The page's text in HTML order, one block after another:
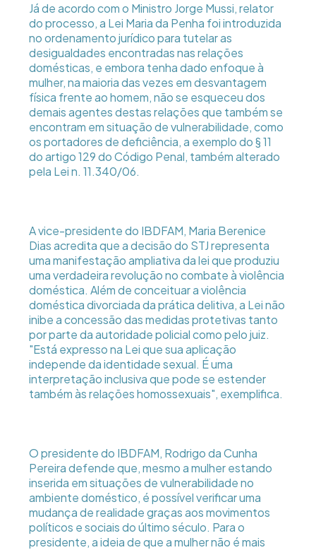
Já de acordo com o Ministro Jorge Mussi, relator
do processo, a Lei Maria da Penha foi introduzida
no ordenamento jurídico para tutelar as
desigualdades encontradas nas relações
domésticas, e embora tenha dado enfoque à
mulher, na maioria das vezes em desvantagem
física frente ao homem, não se esqueceu dos
demais agentes destas relações que também se
encontram em situação de vulnerabilidade, como
os portadores de deficiência, a exemplo do § 11
do artigo 129 do Código Penal, também alterado
pela Lei n. 11.340/06.
A vice-presidente do IBDFAM, Maria Berenice
Dias acredita que a decisão do STJ representa
uma manifestação ampliativa da lei que produziu
uma verdadeira revolução no combate à violência
doméstica. Além de conceituar a violência
doméstica divorciada da prática delitiva, a Lei não
inibe a concessão das medidas protetivas tanto
por parte da autoridade policial como pelo juiz.
"Está expresso na Lei que sua aplicação
independe da identidade sexual. É uma
interpretação inclusiva que pode se estender
também às relações homossexuais", exemplifica.
O presidente do IBDFAM, Rodrigo da Cunha
Pereira defende que, mesmo a mulher estando
inserida em situações de vulnerabilidade no
ambiente doméstico, é possível verificar uma
mudança de realidade graças aos movimentos
políticos e sociais do último século. Para o
presidente, a ideia de que a mulher não é mais